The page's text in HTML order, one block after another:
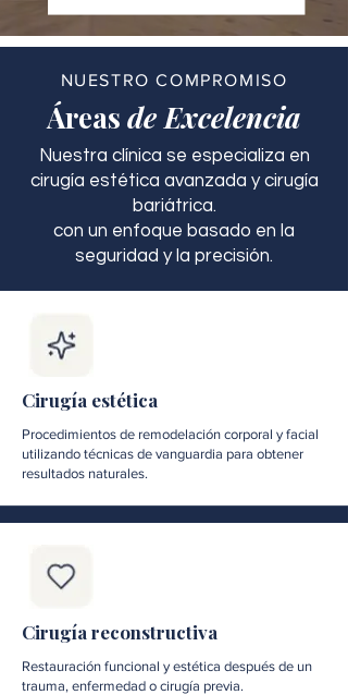
NUESTRO COMPROMISO
Áreas de Excelencia
Nuestra clínica se especializa en
cirugía estética avanzada y cirugía
bariátrica.
con un enfoque basado en la
seguridad y la precisión.
Cirugía estética
Procedimientos de remodelación corporal y facial
utilizando técnicas de vanguardia para obtener
resultados naturales.
Cirugía reconstructiva
Restauración funcional y estética después de un
trauma, enfermedad o cirugía previa.